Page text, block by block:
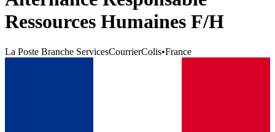
Ressources Humaines F/H
La Poste Branche ServicesCourrierColis•France